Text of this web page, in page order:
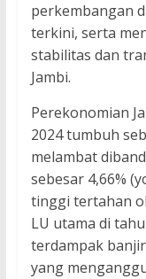
perkembangan
terkini, serta
stabilitas dan
Jambi.
Perekonomian
2024 tumbuh
melambat
sebesar 4,66%
tinggi tertahan
LU utama di
terdampak
yang